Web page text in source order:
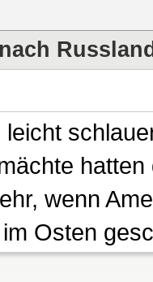
wenn
Osten